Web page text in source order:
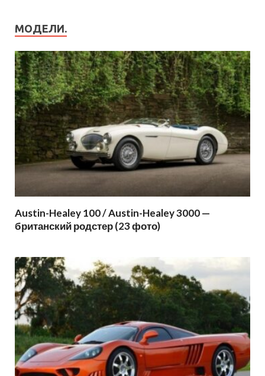
МОДЕЛИ.
Austin-Healey 100 / Austin-Healey 3000 —
британский родстер (23 фото)